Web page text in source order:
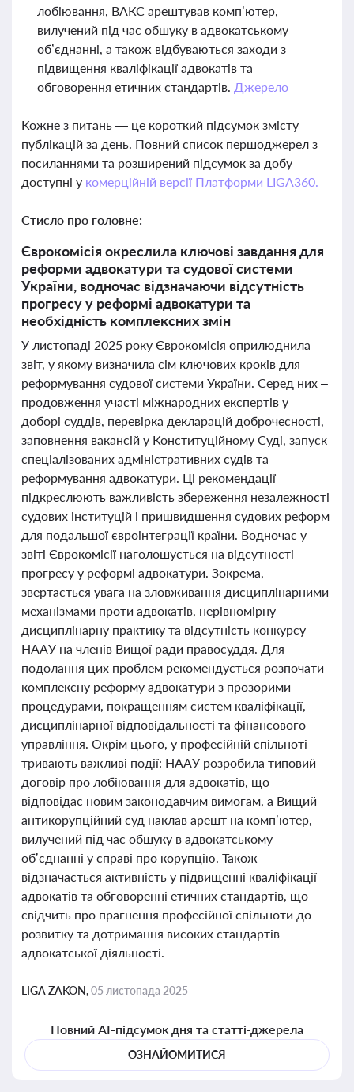
лобіювання, ВАКС арештував комп’ютер,
вилучений під час обшуку в адвокатському
об’єднанні, а також відбуваються заходи з
підвищення кваліфікації адвокатів та
обговорення етичних стандартів. Джерело
Кожне з питань — це короткий підсумок змісту
публікацій за день. Повний список першоджерел з
посиланнями та розширений підсумок за добу
доступні у комерційній версії Платформи LIGA360.
Стисло про головне:
Єврокомісія окреслила ключові завдання для
реформи адвокатури та судової системи
України, водночас відзначаючи відсутність
прогресу у реформі адвокатури та
необхідність комплексних змін
У листопаді 2025 року Єврокомісія оприлюднила
звіт, у якому визначила сім ключових кроків для
реформування судової системи України. Серед них –
продовження участі міжнародних експертів у
доборі суддів, перевірка декларацій доброчесності,
заповнення вакансій у Конституційному Суді, запуск
спеціалізованих адміністративних судів та
реформування адвокатури. Ці рекомендації
підкреслюють важливість збереження незалежності
судових інституцій і пришвидшення судових реформ
для подальшої євроінтеграції країни. Водночас у
звіті Єврокомісії наголошується на відсутності
прогресу у реформі адвокатури. Зокрема,
звертається увага на зловживання дисциплінарними
механізмами проти адвокатів, нерівномірну
дисциплінарну практику та відсутність конкурсу
НААУ на членів Вищої ради правосуддя. Для
подолання цих проблем рекомендується розпочати
комплексну реформу адвокатури з прозорими
процедурами, покращенням систем кваліфікації,
дисциплінарної відповідальності та фінансового
управління. Окрім цього, у професійній спільноті
тривають важливі події: НААУ розробила типовий
договір про лобіювання для адвокатів, що
відповідає новим законодавчим вимогам, а Вищий
антикорупційний суд наклав арешт на комп’ютер,
вилучений під час обшуку в адвокатському
об’єднанні у справі про корупцію. Також
відзначається активність у підвищенні кваліфікації
адвокатів та обговоренні етичних стандартів, що
свідчить про прагнення професійної спільноти до
розвитку та дотримання високих стандартів
адвокатської діяльності.
LIGA ZAKON,05 листопада 2025
Повний AI-підсумок дня та статті-джерела
ОЗНАЙОМИТИСЯ